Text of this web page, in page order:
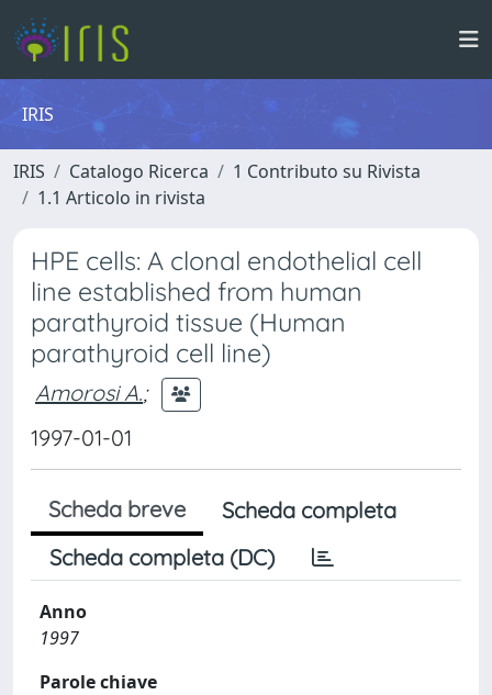
IRIS
IRIS Catalogo Ricerca
1 Contributo su Rivista
1.1 Articolo in rivista
HPE cells: A clonal endothelial cell
line established from human
parathyroid tissue (Human
parathyroid cell line)
Amorosi A.;
1997-01-01
Scheda breve
Scheda completa
Scheda completa (DC)
Anno
1997
Parole chiave